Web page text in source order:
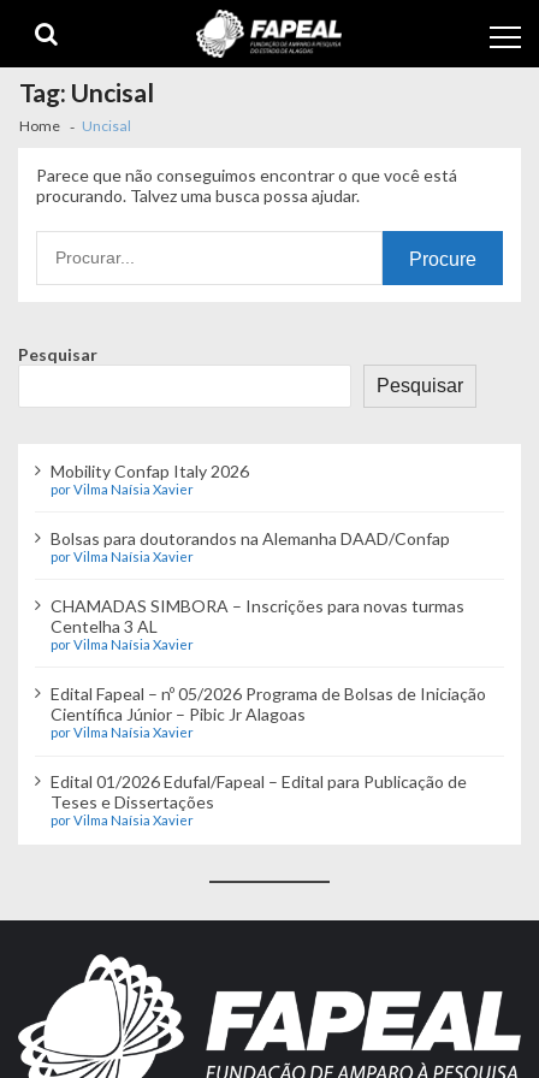
navigation
content
Tag: Uncisal
Home Uncisal
Parece que não conseguimos encontrar o que você está
procurando. Talvez uma busca possa ajudar.
por:
Pesquisar
Pesquisar
Mobility Confap Italy 2026
por Vilma Naísia Xavier
Bolsas para doutorandos na Alemanha DAAD/Confap
por Vilma Naísia Xavier
CHAMADAS SIMBORA – Inscrições para novas turmas
Centelha 3 AL
por Vilma Naísia Xavier
Edital Fapeal – nº 05/2026 Programa de Bolsas de Iniciação
Científica Júnior – Pibic Jr Alagoas
por Vilma Naísia Xavier
Edital 01/2026 Edufal/Fapeal – Edital para Publicação de
Teses e Dissertações
por Vilma Naísia Xavier